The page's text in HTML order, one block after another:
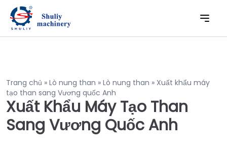
Trang chủ » Lò nung than » Lò nung than » Xuất khẩu máy
tạo than sang Vương quốc Anh
Xuất Khẩu Máy Tạo Than
Sang Vương Quốc Anh